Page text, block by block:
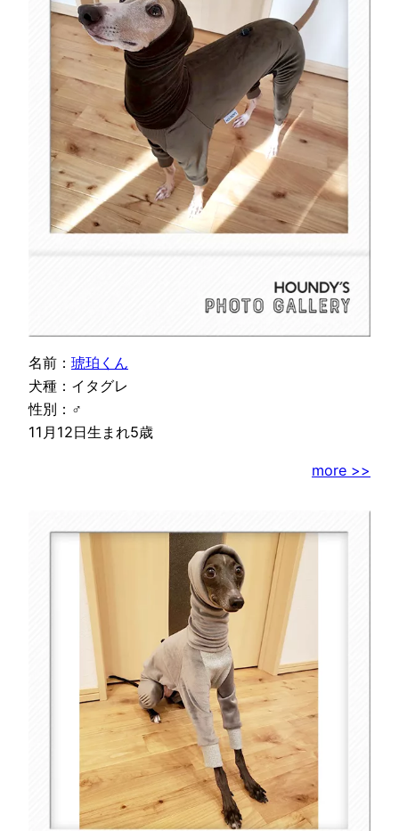
名前： 琥珀くん
犬種：イタグレ
性別：♂
11月12日生まれ5歳
more >>